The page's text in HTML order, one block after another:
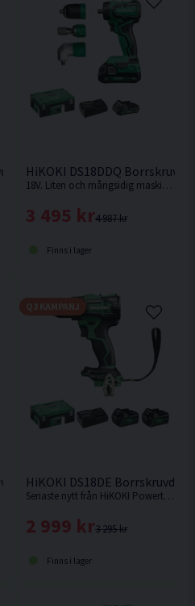
18V HSC
HiKOKI DS18DDQ
18V. Liten och mångsidig maskin med fyra chuckar i kompakt maskinkropp ger maximal åtkomst i trånga utrymmen.
4 987 kr
3 495 kr
Finns i lager
18V (2x5,0Ah)
HiKOKI DS18DE
Senaste nytt från HiKOKI Powertools. Borrskruvdragare med kort maskinkropp och enastående balans med inbyggd säkerhetsfunktion mot "Kick back" Den bästa proffsborrskruvdragaren från HiKOKI !
3 295 kr
2 999 kr
Finns i lager
Q3 KAMPANJ